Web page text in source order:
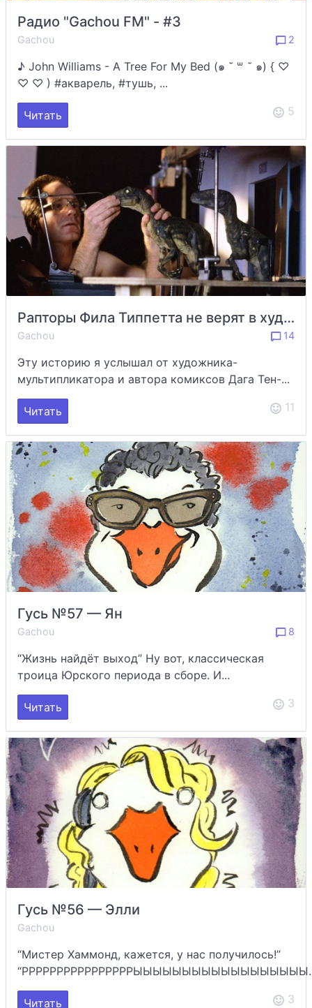
Радио "Gachou FM" - #3
Gachou 2
♪ John Williams - A Tree For My Bed (๑ ˘ ꒳ ˘ ๑) { ♡
♡ ♡ ) #акварель, #тушь, ...
Читать 5
Рапторы Фила Типпетта не верят в худо: за кулисами «Парка Юрского периода» и «Neverhood»
Gachou 14
Эту историю я услышал от художника-
мультипликатора и автора комиксов Дага Тен-...
Читать 11
Гусь №57 — Ян
Gachou 8
“Жизнь найдёт выход” Ну вот, классическая
троица Юрского периода в сборе. И...
Читать 3
Гусь №56 — Элли
Gachou
“Мистер Хаммонд, кажется, у нас получилось!”
Читать 3